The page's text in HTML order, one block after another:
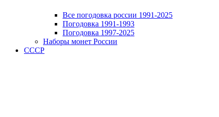
Все погодовка россии 1991-2025
Погодовка 1991-1993
Погодовка 1997-2025
Наборы монет России
СССР